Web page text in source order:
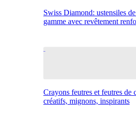
Swiss Diamond: ustensiles
gamme avec revêtement
Crayons feutres et feutres
créatifs, mignons, inspirants